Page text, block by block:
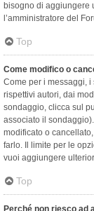
bisogno di aggiungere
l’amministratore del
Top
Come modifico o
Come per i messaggi,
rispettivi autori, dai
sondaggio, clicca sul
associato il
modificato o
farlo. Il limite per le
vuoi aggiungere
Top
Perché non riesco ad